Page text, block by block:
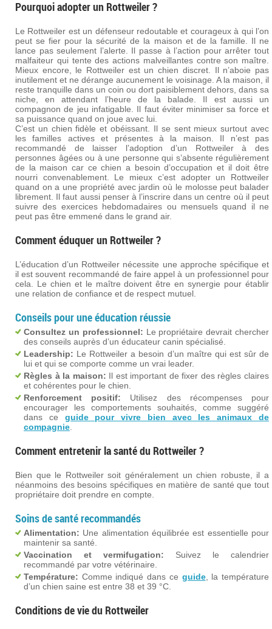
Pourquoi adopter un Rottweiler ?
Le Rottweiler est un défenseur redoutable et courageux à qui l’on
peut se fier pour la sécurité de la maison et de la famille. Il ne
lance pas seulement l’alerte. Il passe à l’action pour arrêter tout
malfaiteur qui tente des actions malveillantes contre son maître.
Mieux encore, le Rottweiler est un chien discret. Il n’aboie pas
inutilement et ne dérange aucunement le voisinage. A la maison, il
reste tranquille dans un coin ou dort paisiblement dehors, dans sa
niche, en attendant l’heure de la balade. Il est aussi un
compagnon de jeu infatigable. Il faut éviter minimiser sa force et
sa puissance quand on joue avec lui.
C’est un chien fidèle et obéissant. Il se sent mieux surtout avec
les familles actives et présentes à la maison. Il n’est pas
recommandé de laisser l’adoption d’un Rottweiler à des
personnes âgées ou à une personne qui s’absente régulièrement
de la maison car ce chien a besoin d’occupation et il doit être
nourri convenablement. Le mieux c’est adopter un Rottweiler
quand on a une propriété avec jardin où le molosse peut balader
librement. Il faut aussi penser à l’inscrire dans un centre où il peut
suivre des exercices hebdomadaires ou mensuels quand il ne
peut pas être emmené dans le grand air.
Comment éduquer un Rottweiler ?
L’éducation d’un Rottweiler nécessite une approche spécifique et
il est souvent recommandé de faire appel à un professionnel pour
cela. Le chien et le maître doivent être en synergie pour établir
une relation de confiance et de respect mutuel.
Conseils pour une éducation réussie
Consultez un professionnel: Le propriétaire devrait chercher
des conseils auprès d’un éducateur canin spécialisé.
Leadership: Le Rottweiler a besoin d’un maître qui est sûr de
lui et qui se comporte comme un vrai leader.
Règles à la maison: Il est important de fixer des règles claires
et cohérentes pour le chien.
Renforcement positif: Utilisez des récompenses pour
encourager les comportements souhaités, comme suggéré
dans ce guide pour vivre bien avec les animaux de
compagnie
Comment entretenir la santé du Rottweiler ?
Bien que le Rottweiler soit généralement un chien robuste, il a
néanmoins des besoins spécifiques en matière de santé que tout
propriétaire doit prendre en compte.
Soins de santé recommandés
Alimentation: Une alimentation équilibrée est essentielle pour
maintenir sa santé.
Vaccination et vermifugation: Suivez le calendrier
recommandé par votre vétérinaire.
Température: Comme indiqué dans ce guide, la température
d’un chien saine est entre 38 et 39 °C.
Conditions de vie du Rottweiler